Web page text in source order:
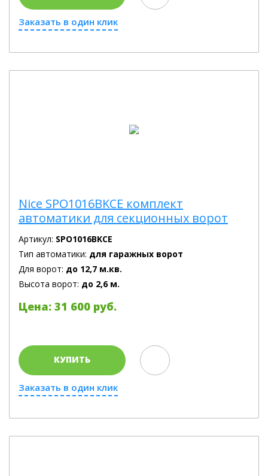
Заказать в один клик
Nice SPO1016BKCE комплект
автоматики для секционных ворот
Артикул: SPO1016BKCE
Тип автоматики: для гаражных ворот
Для ворот: до 12,7 м.кв.
Высота ворот: до 2,6 м.
Цена: 31 600 руб.
КУПИТЬ
Заказать в один клик